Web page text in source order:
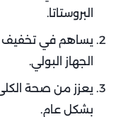
البروستاتا.
يساهم في تخفيف
الجهاز البولي.
يعزز من صحة
بشكل عام.